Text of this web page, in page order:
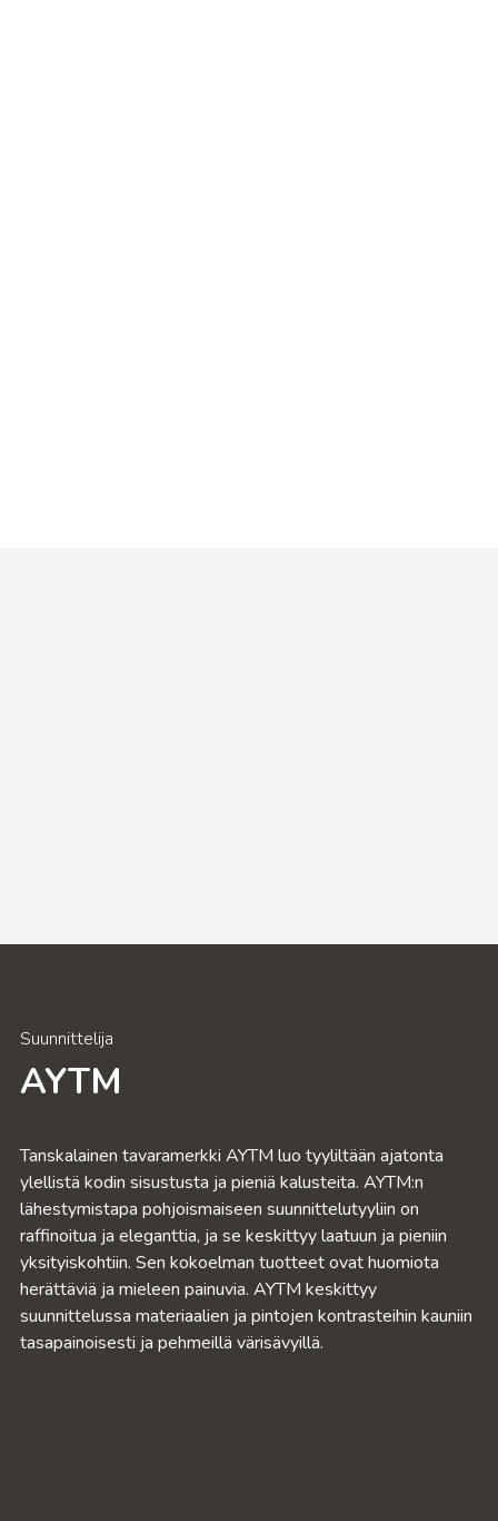
Suunnittelija
AYTM
Tanskalainen tavaramerkki AYTM luo tyyliltään ajatonta
ylellistä kodin sisustusta ja pieniä kalusteita. AYTM:n
lähestymistapa pohjoismaiseen suunnittelutyyliin on
raffinoitua ja eleganttia, ja se keskittyy laatuun ja pieniin
yksityiskohtiin. Sen kokoelman tuotteet ovat huomiota
herättäviä ja mieleen painuvia. AYTM keskittyy
suunnittelussa materiaalien ja pintojen kontrasteihin kauniin
tasapainoisesti ja pehmeillä värisävyillä.